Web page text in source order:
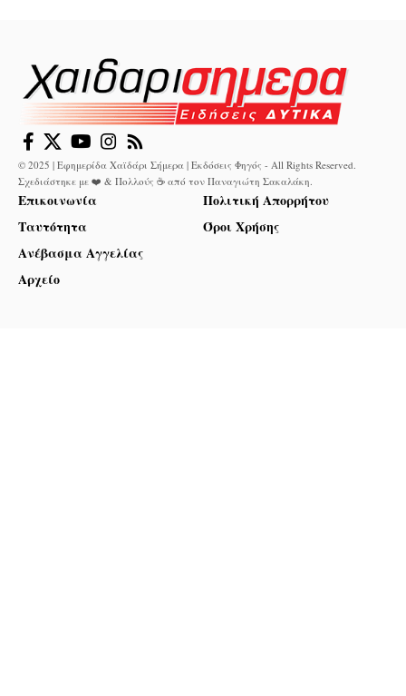
© 2025 | Εφημερίδα Χαϊδάρι Σήμερα | Εκδόσεις Φηγός - All Rights Reserved.
Σχεδιάστηκε με ❤️ & Πολλούς ☕ από τον Παναγιώτη Σακαλάκη
Επικοινωνία
Ταυτότητα
Ανέβασμα Αγγελίας
Αρχείο
Πολιτική Απορρήτου
Όροι Χρήσης